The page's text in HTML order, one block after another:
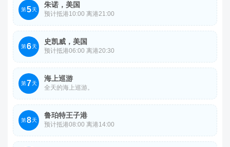
第5天
朱诺，美国
预计抵港10:00 离港21:00
第6天
史凯威，美国
预计抵港06:00 离港20:30
第7天
海上巡游
全天的海上巡游。
第8天
鲁珀特王子港
预计抵港08:00 离港14:00